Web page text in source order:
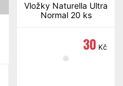
Vložky Naturella Ultra
Normal 20 ks
30 Kč